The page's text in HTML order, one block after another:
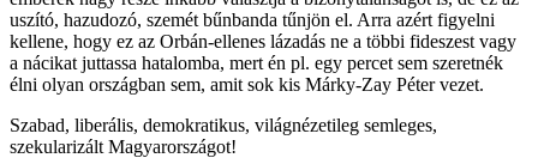
uszító, hazudozó, szemét bűnbanda tűnjön el. Arra azért figyelni
kellene, hogy ez az Orbán-ellenes lázadás ne a többi fideszest vagy
a nácikat juttassa hatalomba, mert én pl. egy percet sem szeretnék
élni olyan országban sem, amit sok kis Márky-Zay Péter vezet.
Szabad, liberális, demokratikus, világnézetileg semleges,
szekularizált Magyarországot!